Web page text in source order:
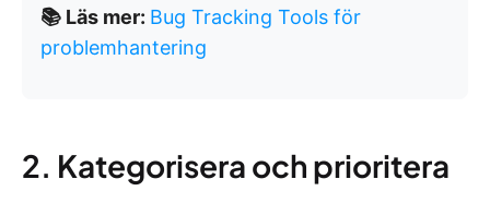
📚 Läs mer: Bug Tracking Tools för
problemhantering
2. Kategorisera och prioritera